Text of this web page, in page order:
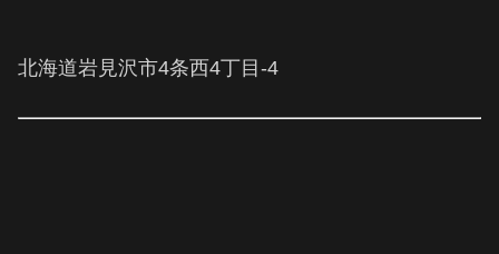
北海道岩見沢市4条西4丁目-4